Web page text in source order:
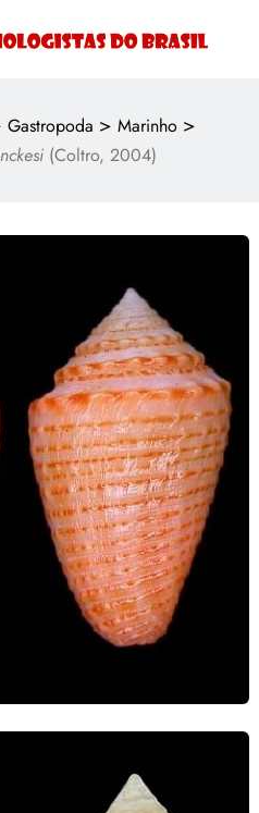
Gastropoda > Marinho >
(Coltro, 2004)